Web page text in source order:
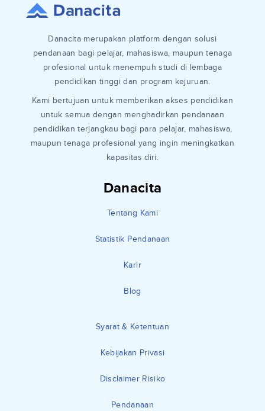
Danacita
Tentang Kami
Statistik Pendanaan
Karir
Blog
Syarat & Ketentuan
Kebijakan Privasi
Disclaimer Risiko
Pendanaan
Danacita merupakan platform dengan solusi
pendanaan bagi pelajar, mahasiswa, maupun tenaga
profesional untuk menempuh studi di lembaga
pendidikan tinggi dan program kejuruan.
Kami bertujuan untuk memberikan akses pendidikan
untuk semua dengan menghadirkan pendanaan
pendidikan terjangkau bagi para pelajar, mahasiswa,
maupun tenaga profesional yang ingin meningkatkan
kapasitas diri.